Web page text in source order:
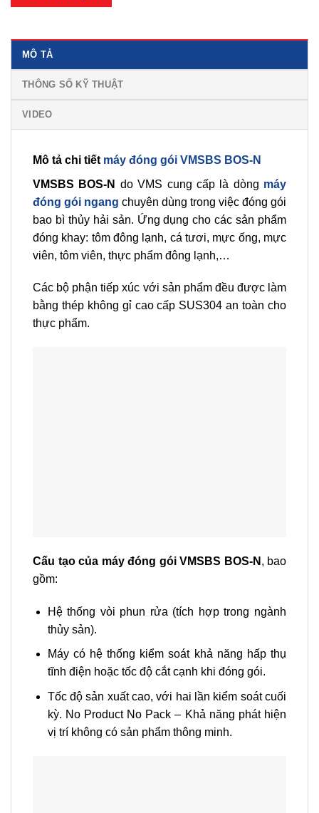
MÔ TẢ
THÔNG SỐ KỸ THUẬT
VIDEO
Mô tả chi tiết máy đóng gói VMSBS BOS-N
VMSBS BOS-N do VMS cung cấp là dòng máy
đóng gói ngang chuyên dùng trong việc đóng gói
bao bì thủy hải sản. Ứng dụng cho các sản phẩm
đóng khay: tôm đông lạnh, cá tươi, mực ống, mực
viên, tôm viên, thực phẩm đông lạnh,…
Các bộ phận tiếp xúc với sản phẩm đều được làm
bằng thép không gỉ cao cấp SUS304 an toàn cho
thực phẩm.
Cấu tạo của máy đóng gói VMSBS BOS-N , bao
gồm:
Hệ thống vòi phun rửa (tích hợp trong ngành
thủy sản).
Máy có hệ thống kiểm soát khả năng hấp thụ
tĩnh điện hoặc tốc độ cắt cạnh khi đóng gói.
Tốc độ sản xuất cao, với hai lần kiểm soát cuối
kỳ. No Product No Pack – Khả năng phát hiện
vị trí không có sản phẩm thông minh.